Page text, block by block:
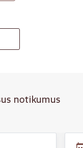
notikumus